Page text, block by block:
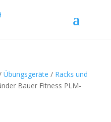
Übungsgeräte / Racks und
Bauer Fitness PLM-